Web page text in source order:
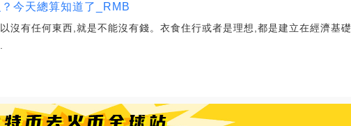
今天總算知道了_RMB
沒有任何東西,就是不能沒有錢。衣食住行或者是理想,都是建立在經濟基礎